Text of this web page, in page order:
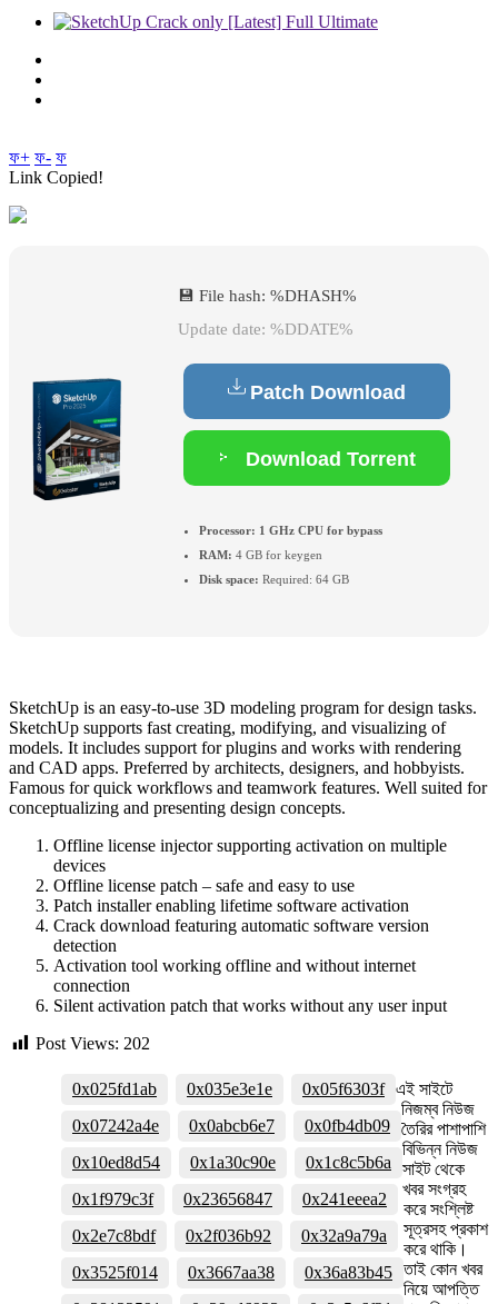
ফ+ ফ- ফ
Link Copied!
💾 File hash: %DHASH%
Update date: %DDATE%
Patch Download
Download Torrent
Processor: 1 GHz CPU for bypass
RAM: 4 GB for keygen
Disk space: Required: 64 GB
SketchUp is an easy-to-use 3D modeling program for design tasks.
SketchUp supports fast creating, modifying, and visualizing of
models. It includes support for plugins and works with rendering
and CAD apps. Preferred by architects, designers, and hobbyists.
Famous for quick workflows and teamwork features. Well suited for
conceptualizing and presenting design concepts.
Offline license injector supporting activation on multiple
devices
Offline license patch – safe and easy to use
Patch installer enabling lifetime software activation
Crack download featuring automatic software version
detection
Activation tool working offline and without internet
connection
Silent activation patch that works without any user input
Post Views: 202
0x025fd1ab 0x035e3e1e
0x05f6303f
0x07242a4e
0x0abcb6e7
0x0fb4db09
0x10ed8d54
0x1a30c90e
0x1c8c5b6a
0x1f979c3f
0x23656847
0x241eeea2
0x2e7c8bdf
0x2f036b92
0x32a9a79a
0x3525f014
0x3667aa38
0x36a83b45
এই সাইটে
নিজম্ব নিউজ
তৈরির পাশাপাশি
বিভিন্ন নিউজ
সাইট থেকে
খবর সংগ্রহ
করে সংশ্লিষ্ট
সূত্রসহ প্রকাশ
করে থাকি।
তাই কোন খবর
নিয়ে আপত্তি